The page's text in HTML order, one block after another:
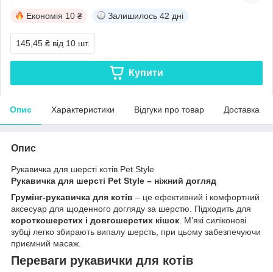
Економія 10 ₴ Залишилось 42 дні
145,45 ₴ від 10 шт.
Купити
Опис Характеристики Відгуки про товар Доставка
Опис
Рукавичка для шерсті котів Pet Style
Рукавичка для шерсті Pet Style – ніжний догляд
Грумінг-рукавичка для котів – це ефективний і комфортний
аксесуар для щоденного догляду за шерстю. Підходить для
короткошерстих і довгошерстих кішок . М’які силіконові
зубці легко збирають випалу шерсть, при цьому забезпечуючи
приємний масаж.
Переваги рукавички для котів